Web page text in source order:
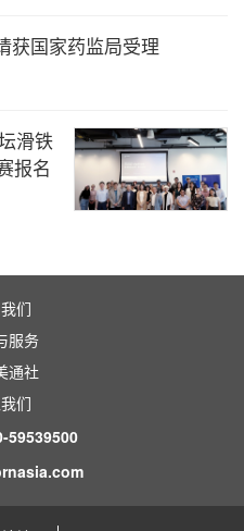
美年大健康将继续充分
管理领域十余年的专业
康公益事业作出贡献，为
all/info-progress/show-1
目100问之九：2型糖尿
jws/qta/2
获国家药监局受理
滑铁
报名
们
服务
通社
们
59539500